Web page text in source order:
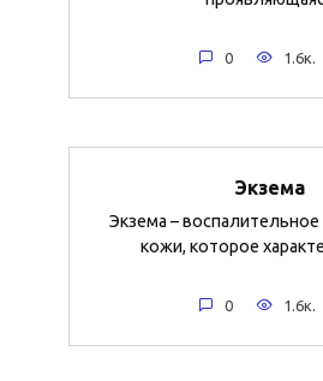
0 1.6к.
Экзема
Экзема –
кожи, которое
0 1.6к.